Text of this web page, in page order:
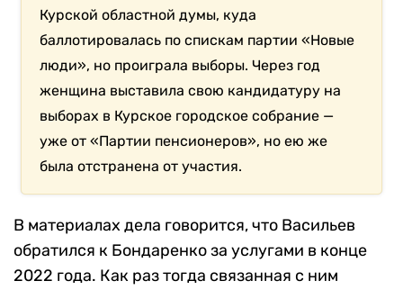
Курской областной думы, куда
баллотировалась по спискам партии «Новые
люди», но проиграла выборы. Через год
женщина выставила свою кандидатуру на
выборах в Курское городское собрание —
уже от «Партии пенсионеров», но ею же
была отстранена от участия.
В материалах дела говорится, что Васильев
обратился к Бондаренко за услугами в конце
2022 года. Как раз тогда связанная с ним